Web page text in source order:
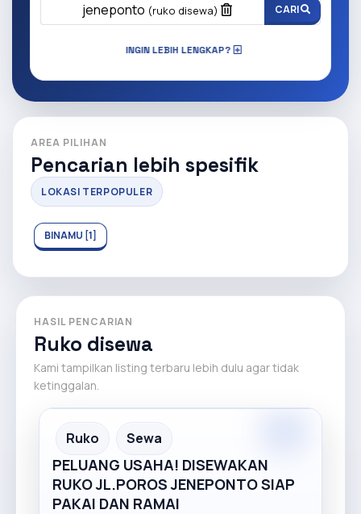
jeneponto (ruko disewa) CARI
INGIN LEBIH LENGKAP?
AREA PILIHAN
Pencarian lebih spesifik
LOKASI TERPOPULER
BINAMU [1]
HASIL PENCARIAN
Ruko disewa
Kami tampilkan listing terbaru lebih dulu agar tidak
ketinggalan.
Ruko Sewa
PELUANG USAHA! DISEWAKAN
RUKO JL.POROS JENEPONTO SIAP
PAKAI DAN RAMAI